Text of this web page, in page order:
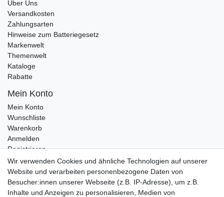
Über Uns
Versandkosten
Zahlungsarten
Hinweise zum Batteriegesetz
Markenwelt
Themenwelt
Kataloge
Rabatte
Mein Konto
Mein Konto
Wunschliste
Warenkorb
Anmelden
Registrieren
Kontakt
Newsletter Anmeldung
Newsletter Abmeldung
Wir verwenden Cookies und ähnliche Technologien auf unserer
Website und verarbeiten personenbezogene Daten von
Besucher:innen unserer Webseite (z.B. IP-Adresse), um z.B.
Inhalte und Anzeigen zu personalisieren, Medien von